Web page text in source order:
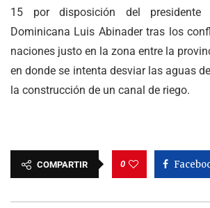
15 por disposición del presidente
Dominicana Luis Abinader tras los
naciones justo en la zona entre la
en donde se intenta desviar las aguas
la construcción de un canal de riego.
COMPARTIR 0